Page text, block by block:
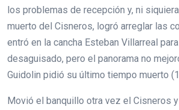
los problemas de recepción y, ni
muerto del Cisneros, logró arreglar las
entró en la cancha Esteban Villarreal
desaguisado, pero el panorama no
Guidolin pidió su último tiempo muerto
Movió el banquillo otra vez el Cisneros